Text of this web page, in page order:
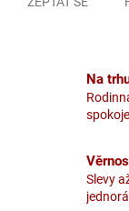
Na
Slevy